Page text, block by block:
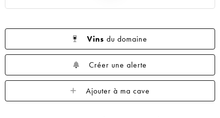
Vins du domaine
Créer une alerte
Ajouter à ma cave